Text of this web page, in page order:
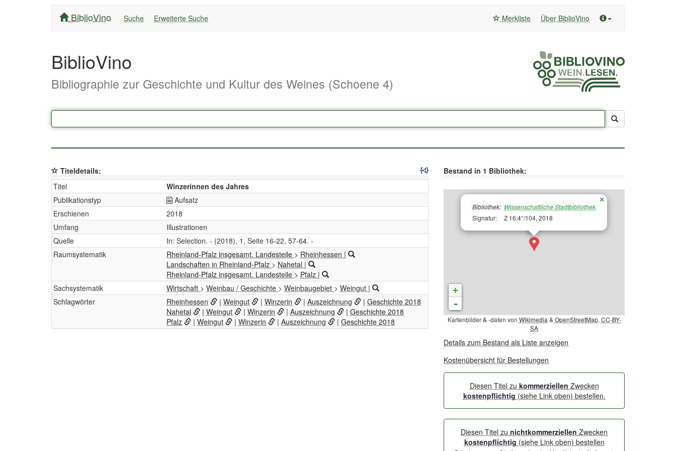
BiblioVino Suche Erweiterte Suche Merkliste Über BiblioVino
BiblioVino
Bibliographie zur Geschichte und Kultur des Weines (Schoene 4)
Titeldetails:
Titel
Winzerinnen des Jahres
Publikationstyp
Aufsatz
Erschienen
2018
Umfang
Illustrationen
Quelle
In: Selection. - (2018), 1, Seite 16-22, 57-64. -
Raumsystematik
Rheinland-Pfalz insgesamt. Landesteile > Rheinhessen |
Landschaften in Rheinland-Pfalz > Nahetal |
Rheinland-Pfalz insgesamt. Landesteile > Pfalz |
Sachsystematik
Wirtschaft > Weinbau / Geschichte > Weinbaugebiet > Weingut |
Schlagwörter
Rheinhessen | Weingut | Winzerin | Auszeichnung | Geschichte 2018
Nahetal
| Weingut | Winzerin | Auszeichnung | Geschichte 2018
Pfalz
| Weingut | Winzerin | Auszeichnung | Geschichte 2018
Bestand in 1 Bibliothek:
×
Bibliothek: Wissenschaftliche Stadtbibliothek
Signatur:
Z 16:4°/104, 2018
+
-
Kartenbilder & -daten von Wikimedia & OpenStreetMap, CC-BY-
SA
Details zum Bestand als Liste anzeigen
Kostenübersicht für Bestellungen
Diesen Titel zu kommerziellen Zwecken
kostenpflichtig (siehe Link oben) bestellen.
Diesen Titel zu nichtkommerziellen Zwecken
kostenpflichtig (siehe Link oben) bestellen